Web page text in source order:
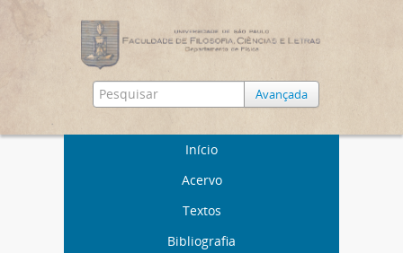
Avançada
Início
Acervo
Textos
Bibliografia